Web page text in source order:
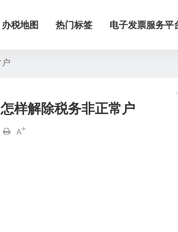
办税地图 热门标签 电子发票服务平
样解除税务非正常户